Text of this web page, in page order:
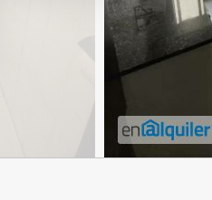
Las cookies de este sitio
de redes sociales y
sitio web con nuestros
combinarla con otra
que haya hecho de sus